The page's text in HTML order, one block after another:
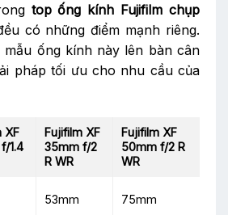
top ống kính Fujifilm chụp
có những điểm mạnh riêng.
ống kính này lên bàn cân
pháp tối ưu cho nhu cầu của
XF
1.4
Fujifilm XF
35mm f/2
R WR
Fujifilm XF
50mm f/2 R
WR
53mm 75mm